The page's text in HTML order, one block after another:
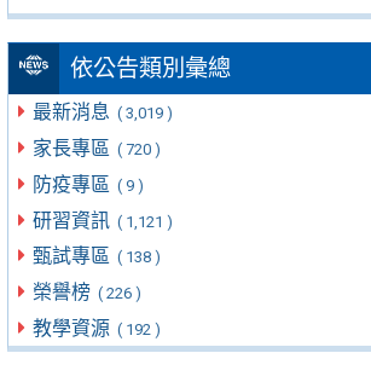
依公告類別彙總
最新消息 ( 3,019 )
家長專區 ( 720 )
防疫專區 ( 9 )
研習資訊 ( 1,121 )
甄試專區 ( 138 )
榮譽榜 ( 226 )
教學資源 ( 192 )